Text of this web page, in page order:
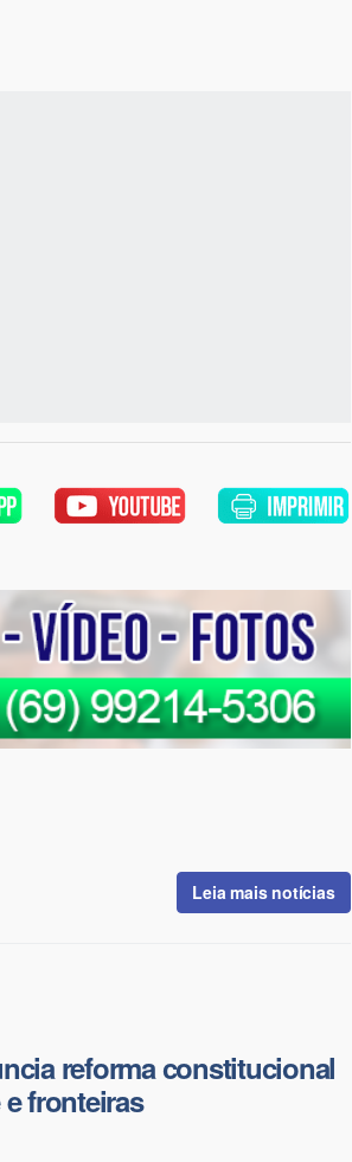
Leia mais notícias
reforma constitucional
fronteiras